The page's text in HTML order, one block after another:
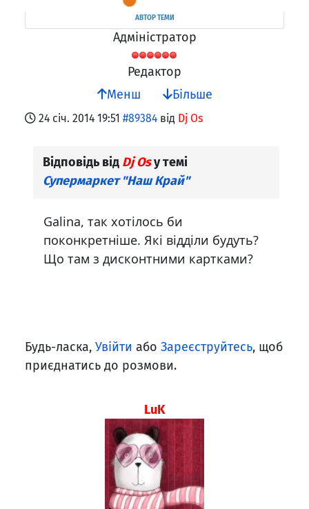
АВТОР ТЕМИ
Адміністратор
Редактор
Менш
Більше
24 січ. 2014 19:51 #89384 від Dj Os
Відповідь від Dj Osу темі
Супермаркет "Наш Край"
Galina, так хотілось би
поконкретніше. Які відділи будуть?
Що там з дисконтними картками?
Будь-ласка, Увійти або Зареєструйтесь, щоб
приєднатись до розмови.
LuK